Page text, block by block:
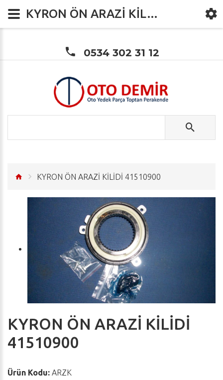
0534 302 31 12
KYRON ÖN ARAZİ KİLİDİ 41510900
KYRON ÖN ARAZİ KİLİDİ
41510900
Ürün Kodu: ARZK
KYRON ÖN ARAZİ KİLİDİ 41510900